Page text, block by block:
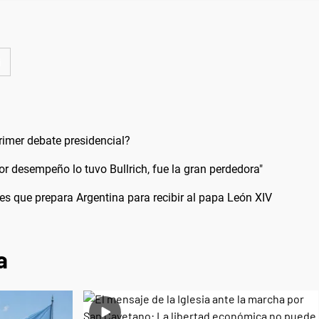
debate presidencial?
desempeño lo tuvo Bullrich, fue la gran perdedora"
que prepara Argentina para recibir al papa León XIV